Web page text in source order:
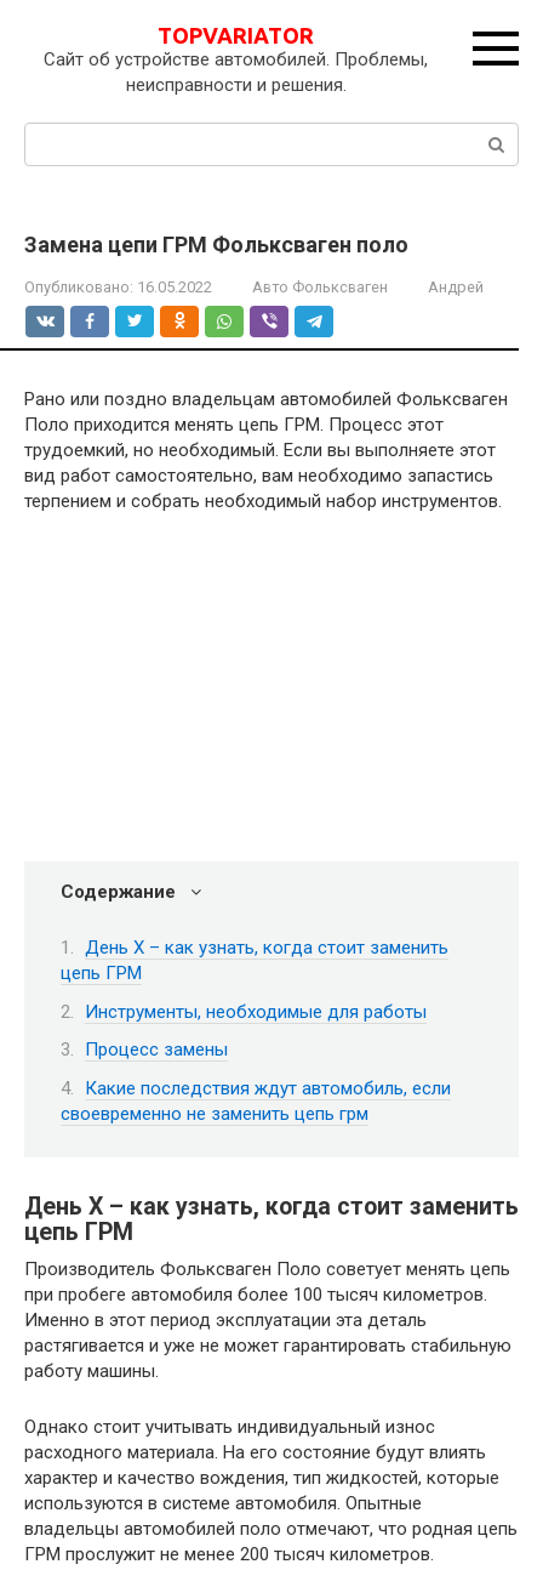
контенту
TOPVARIATOR
Сайт об устройстве автомобилей. Проблемы,
неисправности и решения.
Поиск:
Замена цепи ГРМ Фольксваген поло
Опубликовано: 16.05.2022 Авто Фольксваген Андрей
Рано или поздно владельцам автомобилей Фольксваген
Поло приходится менять цепь ГРМ. Процесс этот
трудоемкий, но необходимый. Если вы выполняете этот
вид работ самостоятельно, вам необходимо запастись
терпением и собрать необходимый набор инструментов.
Содержание
День Х – как узнать, когда стоит заменить
цепь ГРМ
Инструменты, необходимые для работы
Процесс замены
Какие последствия ждут автомобиль, если
своевременно не заменить цепь грм
День Х – как узнать, когда стоит заменить
цепь ГРМ
Производитель Фольксваген Поло советует менять цепь
при пробеге автомобиля более 100 тысяч километров.
Именно в этот период эксплуатации эта деталь
растягивается и уже не может гарантировать стабильную
работу машины.
Однако стоит учитывать индивидуальный износ
расходного материала. На его состояние будут влиять
характер и качество вождения, тип жидкостей, которые
используются в системе автомобиля. Опытные
владельцы автомобилей поло отмечают, что родная цепь
ГРМ прослужит не менее 200 тысяч километров.